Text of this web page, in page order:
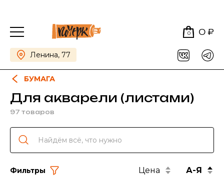
0 0 ₽
Ленина, 77
БУМАГА
Для акварели (листами)
97 товаров
Фильтры Цена А-Я